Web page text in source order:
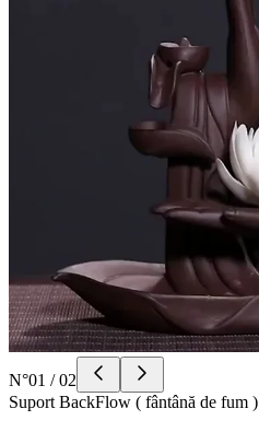
N°01 /02
Suport BackFlow ( fântână de fum )